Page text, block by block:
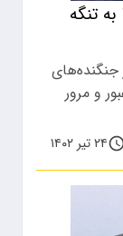
اف۱۶ امریکا به تنگه
جنگنده‌های
و مرور
۲۴ تیر ۱۴۰۲